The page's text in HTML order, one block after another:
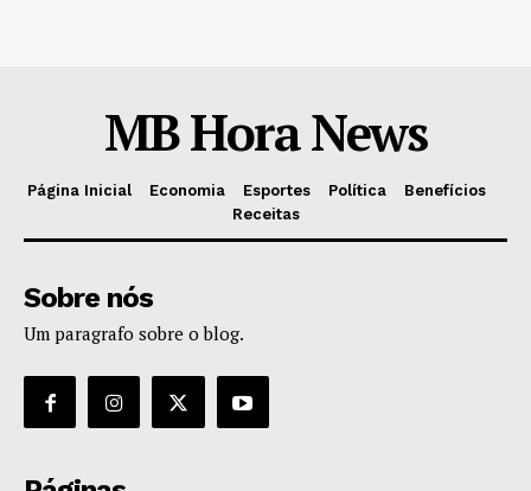
MB Hora News
Página Inicial Economia Esportes Política
Benefícios
Receitas
Sobre nós
Um paragrafo sobre o blog.